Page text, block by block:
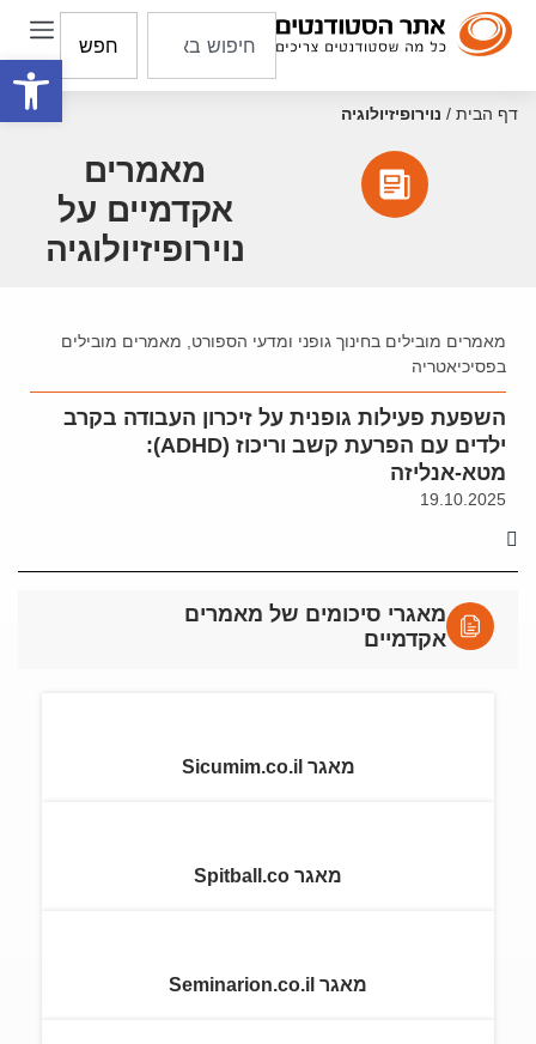
פתח
חפש
דף הבית / נוירופיזיולוגיה
מאמרים
אקדמיים על
נוירופיזיולוגיה
מאמרים מובילים בחינוך גופני ומדעי הספורט
מאמרים מובילים
בפסיכיאטריה
השפעת פעילות גופנית על זיכרון העבודה בקרב
ילדים עם הפרעת קשב וריכוז (ADHD):
מטא-אנליזה
19.10.2025
מאגרי סיכומים של מאמרים
אקדמיים
מאגר Sicumim.co.il
מאגר Spitball.co
מאגר Seminarion.co.il